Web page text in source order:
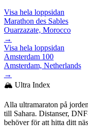
Visa hela loppsidan
Marathon des Sables
Ouarzazate, Morocco
→
Visa hela loppsidan
Amsterdam 100
Amsterdam, Netherlands
→
🏔️ Ultra Index
Alla ultramaraton på
till Sahara. Distanser,
behöver för att hitta ditt